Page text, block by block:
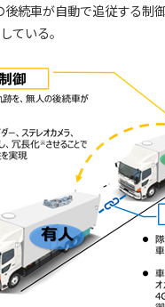
後続車が自動で追従する制
ている。